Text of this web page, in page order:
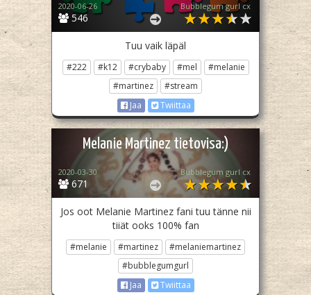
546
2020-06-26 Bubblegum gurl cx
Tuu vaik läpäl
#222 #k12 #crybaby #mel
#melanie
#martinez
#stream
Jaa
Twiittaa
Melanie Martinez tietovisa:)
671
2020-03-30 Bubblegum gurl cx
Jos oot Melanie Martinez fani tuu tänne nii
tiiät ooks 100% fan
#melanie #martinez
#melaniemartinez
#bubblegumgurl
Jaa
Twiittaa